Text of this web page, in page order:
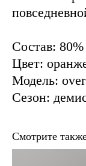
Состав:
Цвет:
Модель:
Сезон:
Смотрите